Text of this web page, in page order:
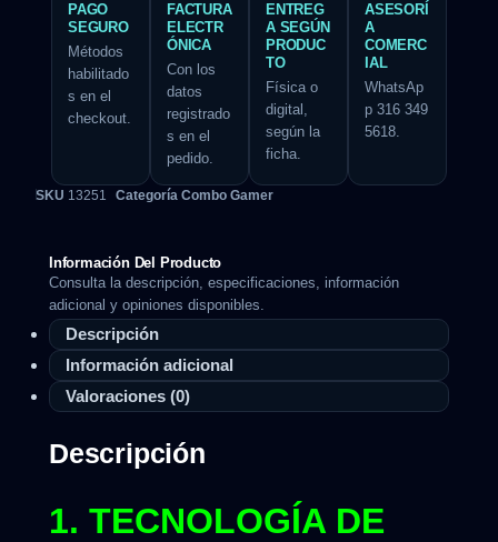
PAGO
SEGURO
Métodos
habilitado
s en el
checkout.
FACTURA
ELECTR
ÓNICA
Con los
datos
registrado
s en el
pedido.
ENTREG
A SEGÚN
PRODUC
TO
Física o
digital,
según la
ficha.
ASESORÍ
A
COMERC
IAL
WhatsAp
p 316 349
5618.
SKU 13251 Categoría Combo Gamer
Información Del Producto
Consulta la descripción, especificaciones, información
adicional y opiniones disponibles.
Descripción
Información adicional
Valoraciones (0)
Descripción
1. TECNOLOGÍA DE